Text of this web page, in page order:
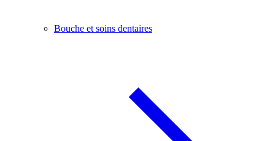
Bouche et soins dentaires